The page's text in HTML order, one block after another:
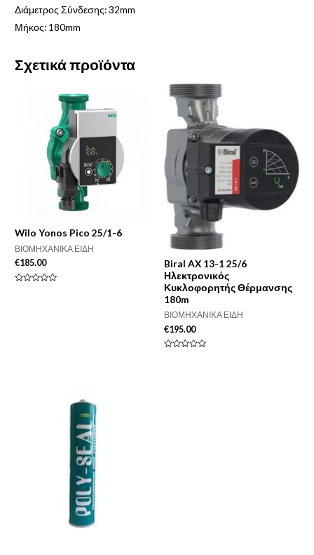
Διάμετρος Σύνδεσης: 32mm
Μήκος: 180mm
Σχετικά προϊόντα
Wilo Yonos Pico 25/1-6
ΒΙΟΜΗΧΑΝΙΚΑ ΕΙΔΗ
€185.00
Biral AX 13-1 25/6
Ηλεκτρονικός
Κυκλοφορητής Θέρμανσης
180m
ΒΙΟΜΗΧΑΝΙΚΑ ΕΙΔΗ
€195.00